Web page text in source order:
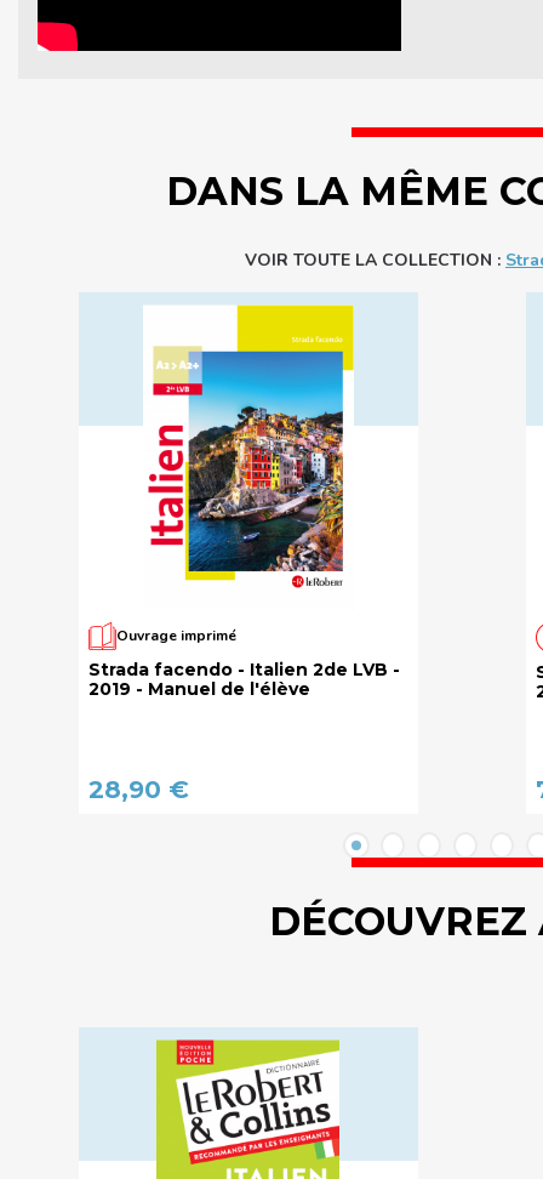
DANS LA MÊME
VOIR TOUTE LA COLLECTION :
Ouvrage imprimé
Strada facendo - Italien 2de LVB -
2019 - Manuel de l'élève
28,90 €
DÉCOUVREZ